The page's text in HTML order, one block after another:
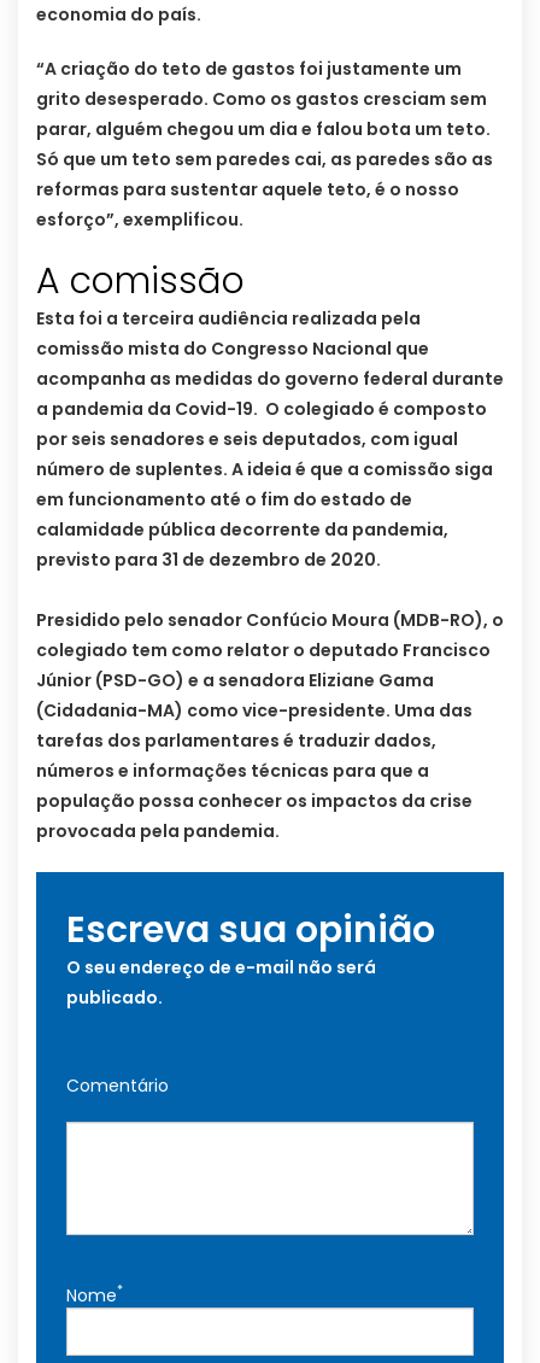
economia do país.
“A criação do teto de gastos foi justamente um
grito desesperado. Como os gastos cresciam sem
parar, alguém chegou um dia e falou bota um teto.
Só que um teto sem paredes cai, as paredes são as
reformas para sustentar aquele teto, é o nosso
esforço”, exemplificou.
A comissão
Esta foi a terceira audiência realizada pela
comissão mista do Congresso Nacional que
acompanha as medidas do governo federal durante
a pandemia da Covid-19. O colegiado é composto
por seis senadores e seis deputados, com igual
número de suplentes. A ideia é que a comissão siga
em funcionamento até o fim do estado de
calamidade pública decorrente da pandemia,
previsto para 31 de dezembro de 2020.
Presidido pelo senador Confúcio Moura (MDB-RO), o
colegiado tem como relator o deputado Francisco
Júnior (PSD-GO) e a senadora Eliziane Gama
(Cidadania-MA) como vice-presidente. Uma das
tarefas dos parlamentares é traduzir dados,
números e informações técnicas para que a
população possa conhecer os impactos da crise
provocada pela pandemia.
Escreva sua opinião
O seu endereço de e-mail não será
publicado.
Comentário
Nome*